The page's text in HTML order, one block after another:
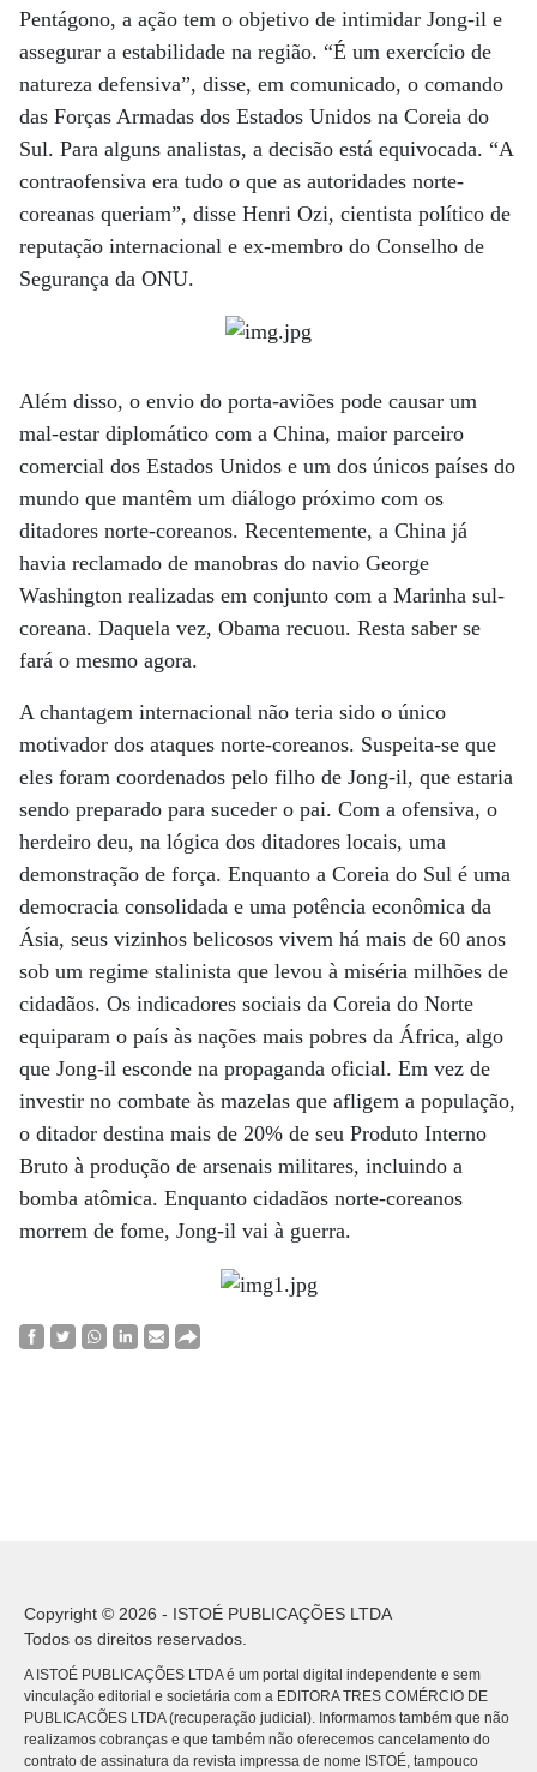
Pentágono, a ação tem o objetivo de intimidar Jong-il e
assegurar a estabilidade na região. “É um exercício de
natureza defensiva”, disse, em comunicado, o comando
das Forças Armadas dos Estados Unidos na Coreia do
Sul. Para alguns analistas, a decisão está equivocada. “A
contra­ofensiva era tudo o que as autoridades norte-
coreanas queriam”, disse Henri Ozi, cientista político de
reputação internacional e ex-membro do Conselho de
Segurança da ONU.
Além disso, o envio do porta-aviões pode causar um
mal-estar diplomático com a China, maior parceiro
comercial dos Estados Unidos e um dos únicos países do
mundo que mantêm um diálogo próximo com os
ditadores norte-coreanos. Recentemente, a China já
havia reclamado de manobras do navio George
Washington realizadas em conjunto com a Marinha sul-
coreana. Daquela vez, Obama recuou. Resta saber se
fará o mesmo agora.
A chantagem internacional não teria sido o único
motivador dos ataques norte-coreanos. Suspeita-se que
eles foram coordenados pelo filho de Jong-il, que estaria
sendo preparado para suceder o pai. Com a ofensiva, o
herdeiro deu, na lógica dos ditadores locais, uma
demonstração de força. Enquanto a Coreia do Sul é uma
democracia consolidada e uma potência econômica da
Ásia, seus vizinhos belicosos vivem há mais de 60 anos
sob um regime stalinista que levou à miséria milhões de
cidadãos. Os indicadores sociais da Coreia do Norte
equiparam o país às nações mais pobres da África, algo
que Jong-il esconde na propaganda oficial. Em vez de
investir no combate às mazelas que afligem a população,
o ditador destina mais de 20% de seu Produto Interno
Bruto à produção de arsenais militares, incluindo a
bomba atômica. Enquanto cidadãos norte-coreanos
morrem de fome, Jong-il vai à guerra.
Copyright © 2026 - ISTOÉ PUBLICAÇÕES LTDA
Todos os direitos reservados.
A ISTOÉ PUBLICAÇÕES LTDA é um portal digital independente e sem
vinculação editorial e societária com a EDITORA TRES COMÉRCIO DE
PUBLICACÕES LTDA (recuperação judicial). Informamos também que não
realizamos cobranças e que também não oferecemos cancelamento do
contrato de assinatura da revista impressa de nome ISTOÉ, tampouco